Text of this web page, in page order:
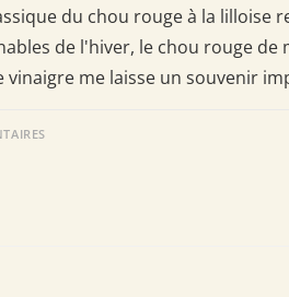
du chou rouge à la lilloise
de l'hiver, le chou rouge de
vinaigre me laisse un souvenir